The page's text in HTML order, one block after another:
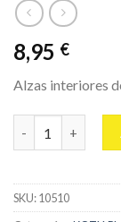
8,95 €
Alzas interiores
ALZAS DIENER
SKU:10510